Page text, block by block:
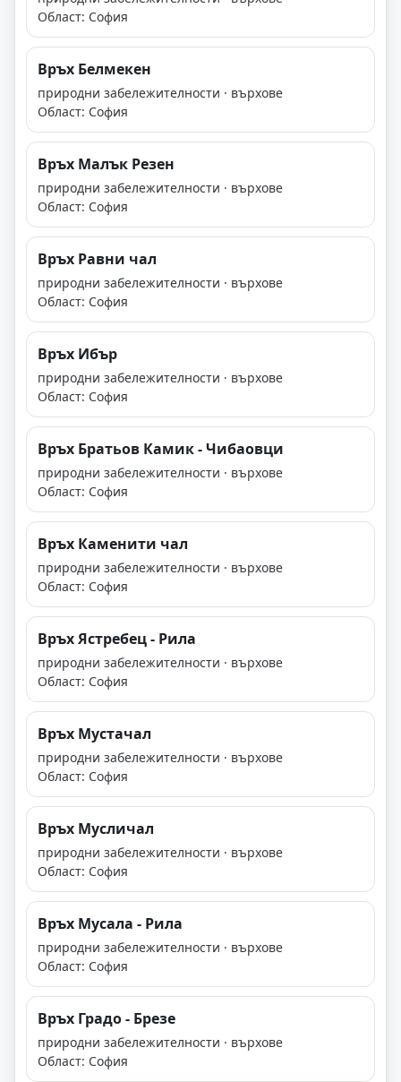
Област: София
Връх Белмекен
природни забележителности · върхове
Област: София
Връх Малък Резен
природни забележителности · върхове
Област: София
Връх Равни чал
природни забележителности · върхове
Област: София
Връх Ибър
природни забележителности · върхове
Област: София
Връх Братьов Камик - Чибаовци
природни забележителности · върхове
Област: София
Връх Каменити чал
природни забележителности · върхове
Област: София
Връх Ястребец - Рила
природни забележителности · върхове
Област: София
Връх Мустачал
природни забележителности · върхове
Област: София
Връх Мусличал
природни забележителности · върхове
Област: София
Връх Мусала - Рила
природни забележителности · върхове
Област: София
Връх Градо - Брезе
природни забележителности · върхове
Област: София